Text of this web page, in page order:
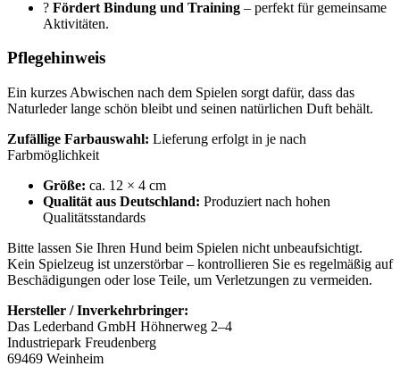
? Fördert Bindung und Training – perfekt für gemeinsame
Aktivitäten.
Pflegehinweis
Ein kurzes Abwischen nach dem Spielen sorgt dafür, dass das
Naturleder lange schön bleibt und seinen natürlichen Duft behält.
Zufällige Farbauswahl: Lieferung erfolgt in je nach
Farbmöglichkeit
Größe: ca. 12 × 4 cm
Qualität aus Deutschland: Produziert nach hohen
Qualitätsstandards
Bitte lassen Sie Ihren Hund beim Spielen nicht unbeaufsichtigt.
Kein Spielzeug ist unzerstörbar – kontrollieren Sie es regelmäßig auf
Beschädigungen oder lose Teile, um Verletzungen zu vermeiden.
Hersteller / Inverkehrbringer:
Das Lederband GmbH Höhnerweg 2–4
Industriepark Freudenberg
69469 Weinheim